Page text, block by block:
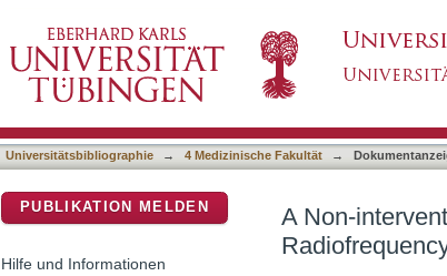
A Non-interventional Clinical Trial
Liver Metastases From Colorectal Cancer
Universitätsbibliographie → 4 Medizinische Fakultät →
A Non-
PUBLIKATION MELDEN
Hilfe und Informationen